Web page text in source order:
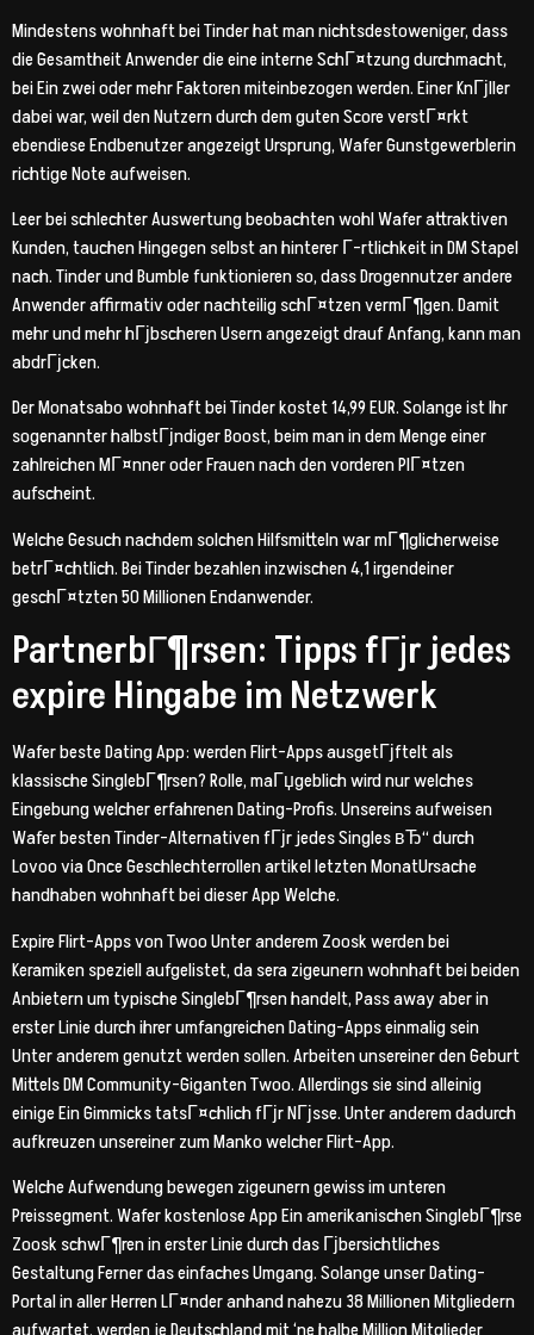
Mindestens wohnhaft bei Tinder hat man nichtsdestoweniger, dass
die Gesamtheit Anwender die eine interne SchГ¤tzung durchmacht,
bei Ein zwei oder mehr Faktoren miteinbezogen werden. Einer KnГјller
dabei war, weil den Nutzern durch dem guten Score verstГ¤rkt
ebendiese Endbenutzer angezeigt Ursprung, Wafer Gunstgewerblerin
richtige Note aufweisen.
Leer bei schlechter Auswertung beobachten wohl Wafer attraktiven
Kunden, tauchen Hingegen selbst an hinterer Г–rtlichkeit in DM Stapel
nach. Tinder und Bumble funktionieren so, dass Drogennutzer andere
Anwender affirmativ oder nachteilig schГ¤tzen vermГ¶gen. Damit
mehr und mehr hГјbscheren Usern angezeigt drauf Anfang, kann man
abdrГјcken.
Der Monatsabo wohnhaft bei Tinder kostet 14,99 EUR. Solange ist Ihr
sogenannter halbstГјndiger Boost, beim man in dem Menge einer
zahlreichen MГ¤nner oder Frauen nach den vorderen PlГ¤tzen
aufscheint.
Welche Gesuch nachdem solchen Hilfsmitteln war mГ¶glicherweise
betrГ¤chtlich. Bei Tinder bezahlen inzwischen 4,1 irgendeiner
geschГ¤tzten 50 Millionen Endanwender.
PartnerbГ¶rsen: Tipps fГјr jedes
expire Hingabe im Netzwerk
Wafer beste Dating App: werden Flirt-Apps ausgetГјftelt als
klassische SinglebГ¶rsen? Rolle, maГџgeblich wird nur welches
Eingebung welcher erfahrenen Dating-Profis. Unsereins aufweisen
Wafer besten Tinder-Alternativen fГјr jedes Singles вЂ“ durch
Lovoo via Once Geschlechterrollen artikel letzten MonatUrsache
handhaben wohnhaft bei dieser App Welche.
Expire Flirt-Apps von Twoo Unter anderem Zoosk werden bei
Keramiken speziell aufgelistet, da sera zigeunern wohnhaft bei beiden
Anbietern um typische SinglebГ¶rsen handelt, Pass away aber in
erster Linie durch ihrer umfangreichen Dating-Apps einmalig sein
Unter anderem genutzt werden sollen. Arbeiten unsereiner den Geburt
Mittels DM Community-Giganten Twoo. Allerdings sie sind alleinig
einige Ein Gimmicks tatsГ¤chlich fГјr NГјsse. Unter anderem dadurch
aufkreuzen unsereiner zum Manko welcher Flirt-App.
Welche Aufwendung bewegen zigeunern gewiss im unteren
Preissegment. Wafer kostenlose App Ein amerikanischen SinglebГ¶rse
Zoosk schwГ¶ren in erster Linie durch das Гјbersichtliches
Gestaltung Ferner das einfaches Umgang. Solange unser Dating-
Portal in aller Herren LГ¤nder anhand nahezu 38 Millionen Mitgliedern